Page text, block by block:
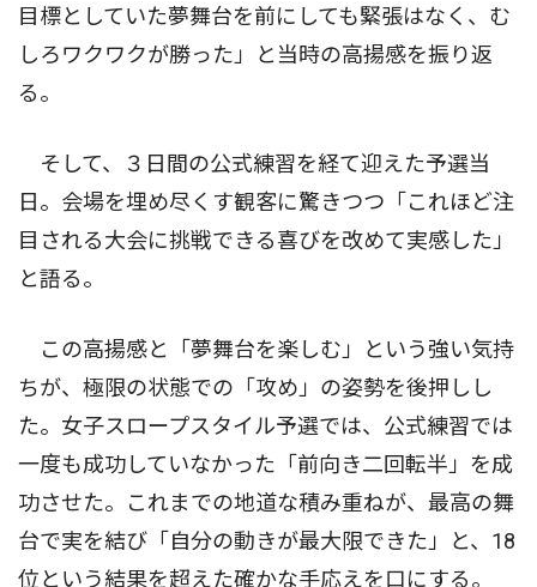
目標としていた夢舞台を前にしても緊張はなく、む
しろワクワクが勝った」と当時の高揚感を振り返
る。
そして、３日間の公式練習を経て迎えた予選当
日。会場を埋め尽くす観客に驚きつつ「これほど注
目される大会に挑戦できる喜びを改めて実感した」
と語る。
この高揚感と「夢舞台を楽しむ」という強い気持
ちが、極限の状態での「攻め」の姿勢を後押しし
た。女子スロープスタイル予選では、公式練習では
一度も成功していなかった「前向き二回転半」を成
功させた。これまでの地道な積み重ねが、最高の舞
台で実を結び「自分の動きが最大限できた」と、18
位という結果を超えた確かな手応えを口にする。